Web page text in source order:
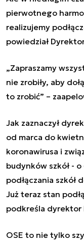
pierwotnego
realizujemy
powiedział
„Zapraszamy
nie zrobiły, aby
to zrobić” –
Jak zaznaczył
od marca do
koronawirusa i
budynków szkół -
podłączania szkół
Już teraz stan
podkreśla dyrektor
OSE to nie tylko